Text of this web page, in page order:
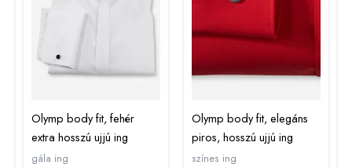
Olymp body fit, fehér
extra hosszú ujjú ing
gála ing
Olymp body fit, elegáns
piros, hosszú ujjú ing
színes ing